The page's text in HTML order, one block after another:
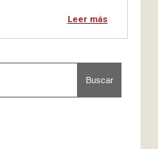
Leer más
Buscar